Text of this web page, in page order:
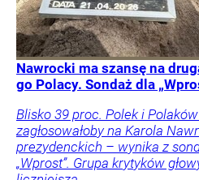
Nawrocki ma szansę na
go Polacy. Sondaż dla
Blisko 39 proc. Polek i
zagłosowałoby na Karola
prezydenckich – wynika z
„Wprost”. Grupa krytyków